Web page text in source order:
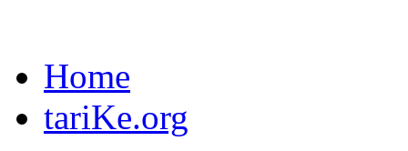
Home
tariKe.org